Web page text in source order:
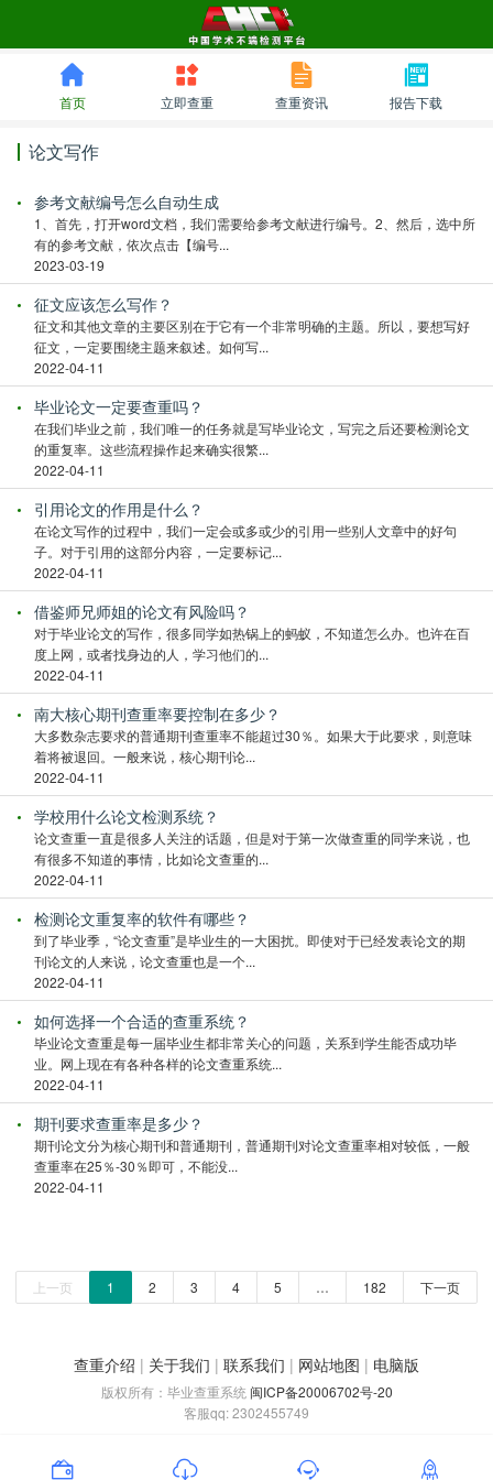
首页 立即查重 查重资讯 报告下载
论文写作
参考文献编号怎么自动生成
1、首先，打开word文档，我们需要给参考文献进行编号。2、然后，选中所
有的参考文献，依次点击【编号...
2023-03-19
征文应该怎么写作？
征文和其他文章的主要区别在于它有一个非常明确的主题。所以，要想写好
征文，一定要围绕主题来叙述。如何写...
2022-04-11
毕业论文一定要查重吗？
在我们毕业之前，我们唯一的任务就是写毕业论文，写完之后还要检测论文
的重复率。这些流程操作起来确实很繁...
2022-04-11
引用论文的作用是什么？
在论文写作的过程中，我们一定会或多或少的引用一些别人文章中的好句
子。对于引用的这部分内容，一定要标记...
2022-04-11
借鉴师兄师姐的论文有风险吗？
对于毕业论文的写作，很多同学如热锅上的蚂蚁，不知道怎么办。也许在百
度上网，或者找身边的人，学习他们的...
2022-04-11
南大核心期刊查重率要控制在多少？
大多数杂志要求的普通期刊查重率不能超过30％。如果大于此要求，则意味
着将被退回。一般来说，核心期刊论...
2022-04-11
学校用什么论文检测系统？
论文查重一直是很多人关注的话题，但是对于第一次做查重的同学来说，也
有很多不知道的事情，比如论文查重的...
2022-04-11
检测论文重复率的软件有哪些？
到了毕业季，“论文查重”是毕业生的一大困扰。即使对于已经发表论文的期
刊论文的人来说，论文查重也是一个...
2022-04-11
如何选择一个合适的查重系统？
毕业论文查重是每一届毕业生都非常关心的问题，关系到学生能否成功毕
业。网上现在有各种各样的论文查重系统...
2022-04-11
期刊要求查重率是多少？
期刊论文分为核心期刊和普通期刊，普通期刊对论文查重率相对较低，一般
查重率在25％-30％即可，不能没...
2022-04-11
上一页 1 2 3 4 5 … 182 下一页
查重介绍 | 关于我们 | 联系我们 | 网站地图 | 电脑版
版权所有：毕业查重系统 闽ICP备20006702号-20
客服qq: 2302455749